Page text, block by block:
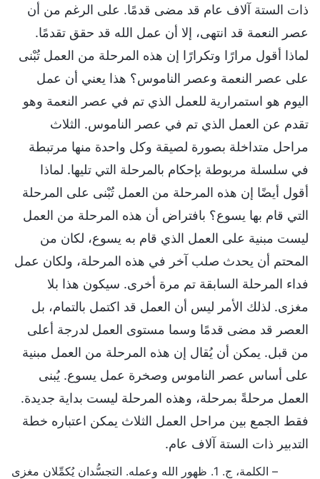
ذات الستة آلاف عام قد مضى قدمًا. على الرغم من أن
عصر النعمة قد انتهى، إلا أن عمل الله قد حقق تقدمًا.
لماذا أقول مرارًا وتكرارًا إن هذه المرحلة من العمل تُبْنى
على عصر النعمة وعصر الناموس؟ هذا يعني أن عمل
اليوم هو استمرارية للعمل الذي تم في عصر النعمة وهو
تقدم عن العمل الذي تم في عصر الناموس. الثلاث
مراحل متداخلة بصورة لصيقة وكل واحدة منها مرتبطة
في سلسلة مربوطة بإحكام بالمرحلة التي تليها. لماذا
أقول أيضًا إن هذه المرحلة من العمل تُبْنى على المرحلة
التي قام بها يسوع؟ بافتراض أن هذه المرحلة من العمل
ليست مبنية على العمل الذي قام به يسوع، لكان من
المحتم أن يحدث صلب آخر في هذه المرحلة، ولكان عمل
فداء المرحلة السابقة تم مرة أخرى. سيكون هذا بلا
مغزى. لذلك الأمر ليس أن العمل قد اكتمل بالتمام، بل
العصر قد مضى قدمًا وسما مستوى العمل لدرجة أعلى
من قبل. يمكن أن يُقال إن هذه المرحلة من العمل مبنية
على أساس عصر الناموس وصخرة عمل يسوع. يُبنى
العمل مرحلةً بمرحلة، وهذه المرحلة ليست بداية جديدة.
فقط الجمع بين مراحل العمل الثلاث يمكن اعتباره خطة
التدبير ذات الستة آلاف عام.
– الكلمة، ج. 1. ظهور الله وعمله. التجسُّدان يُكمِّلان مغزى